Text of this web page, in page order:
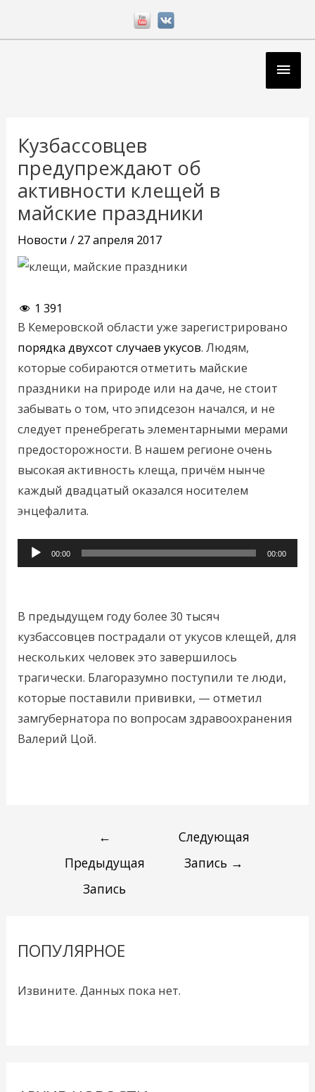
Кузбассовцев
предупреждают об
активности клещей в
майские праздники
Новости / 27 апреля 2017
1 391
В Кемеровской области уже зарегистрировано
порядка двухсот случаев укусов. Людям,
которые собираются отметить майские
праздники на природе или на даче, не стоит
забывать о том, что эпидсезон начался, и не
следует пренебрегать элементарными мерами
предосторожности. В нашем регионе очень
высокая активность клеща, причём нынче
каждый двадцатый оказался носителем
энцефалита.
Аудиоплеер
00:00 00:00
В предыдущем году более 30 тысяч
кузбассовцев пострадали от укусов клещей, для
нескольких человек это завершилось
трагически. Благоразумно поступили те люди,
которые поставили прививки, — отметил
замгубернатора по вопросам здравоохранения
Валерий Цой.
записям
←
Предыдущая
Запись
Следующая
Запись →
ПОПУЛЯРНОЕ
Извините. Данных пока нет.